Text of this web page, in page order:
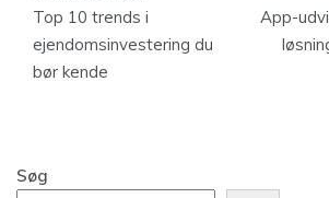
Top 10 trends i
ejendomsinvestering du
bør kende
App-
Søg